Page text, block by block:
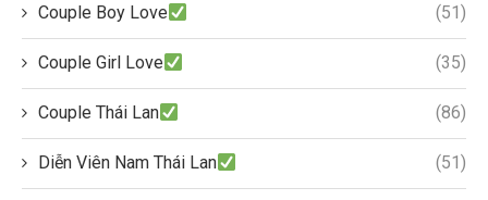
Couple Boy Love (51)
Couple Girl Love (35)
Couple Thái Lan (86)
Diễn Viên Nam Thái Lan (51)